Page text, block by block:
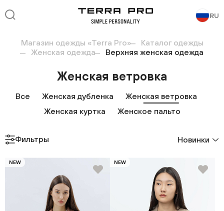
RU
Магазин одежды «Terra Pro»
Каталог одежды
Женская одежда
Верхняя женская одежда
Женская ветровка
Все Женская дубленка
Женская ветровка
Женская куртка
Женское пальто
Фильтры Новинки
NEW NEW